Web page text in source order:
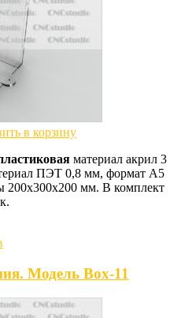
в корзину
материал акрил 3
ПЭТ 0,8 мм, формат А5
200х300х200 мм. В комплект
Модель Box-11